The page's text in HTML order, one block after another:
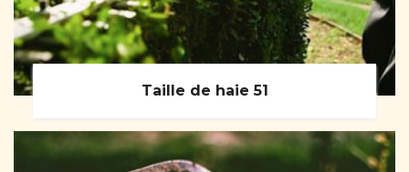
Taille de haie 51